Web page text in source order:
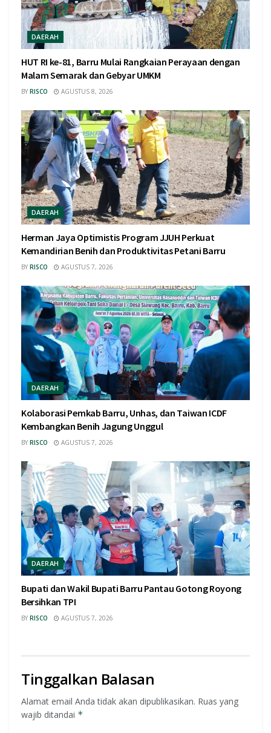
DAERAH
HUT RI ke-81, Barru Mulai Rangkaian Perayaan dengan
Malam Semarak dan Gebyar UMKM
BY RISCO AGUSTUS 8, 2026
DAERAH
Herman Jaya Optimistis Program JJUH Perkuat
Kemandirian Benih dan Produktivitas Petani Barru
BY RISCO AGUSTUS 7, 2026
DAERAH
Kolaborasi Pemkab Barru, Unhas, dan Taiwan ICDF
Kembangkan Benih Jagung Unggul
BY RISCO AGUSTUS 7, 2026
DAERAH
Bupati dan Wakil Bupati Barru Pantau Gotong Royong
Bersihkan TPI
BY RISCO AGUSTUS 7, 2026
Tinggalkan Balasan
Alamat email Anda tidak akan dipublikasikan. Ruas yang
wajib ditandai *